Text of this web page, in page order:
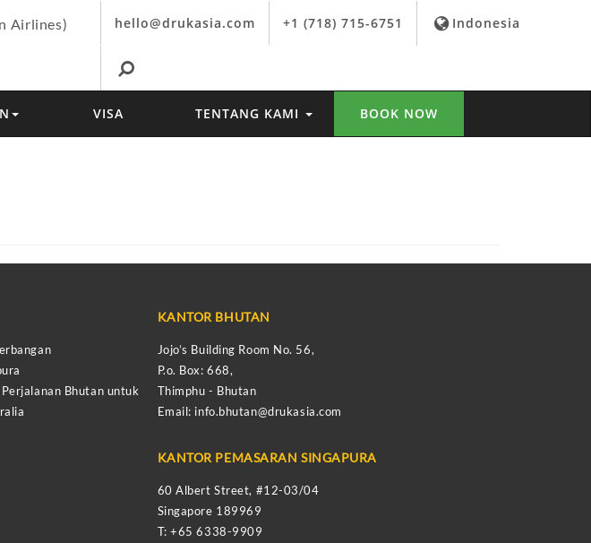
Airlines) hello@drukasia.com +1 (718) 715-6751 Indonesia
VISA TENTANG KAMI BOOK NOW
Bhutan untuk
KANTOR BHUTAN
Jojo’s Building Room No. 56,
P.o. Box: 668,
Thimphu - Bhutan
Email: info.bhutan@drukasia.com
KANTOR PEMASARAN SINGAPURA
60 Albert Street, #12-03/04
Singapore 189969
T: +65 6338-9909